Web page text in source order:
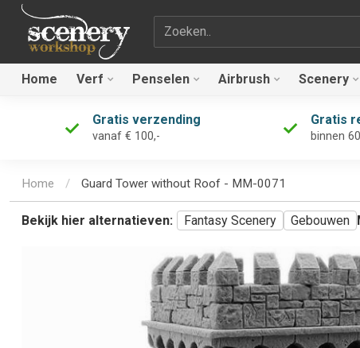
Zoekterm
Home Verf Penselen Airbrush Scenery
Gratis verzending
vanaf € 100,-
Gratis
binnen
Home / Guard Tower without Roof - MM-0071
Bekijk hier alternatieven: Fantasy Scenery Gebouwen